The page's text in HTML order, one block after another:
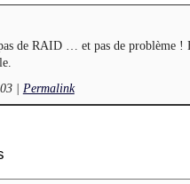
de RAID … et pas de problème
| Permalink